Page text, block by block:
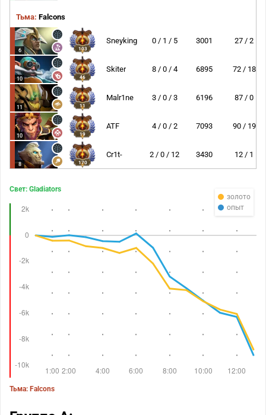
Тьма: Falcons
6 103
Sneyking 0 / 1 / 5 3001 27 / 2
10 46
Skiter 8 / 0 / 4 6895 72 / 18
11 11
Malr1ne 3 / 0 / 3 6196 87 / 0
10 19
ATF 4 / 0 / 2 7093 90 / 19
8 170
Cr1t- 2 / 0 / 12 3430 12 / 1
золото
опыт
Свет: Gladiators
Тьма: Falcons